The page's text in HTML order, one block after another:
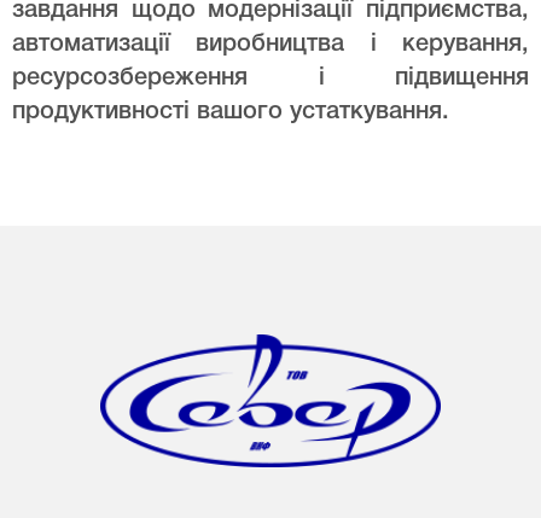
завдання щодо модернізації підприємства,
автоматизації виробництва і керування,
ресурсозбереження і підвищення
продуктивності вашого устаткування.